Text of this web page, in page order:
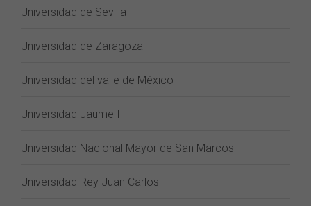
Universidad de Sevilla
Universidad de Zaragoza
Universidad del valle de México
Universidad Jaume I
Universidad Nacional Mayor de San Marcos
Universidad Rey Juan Carlos